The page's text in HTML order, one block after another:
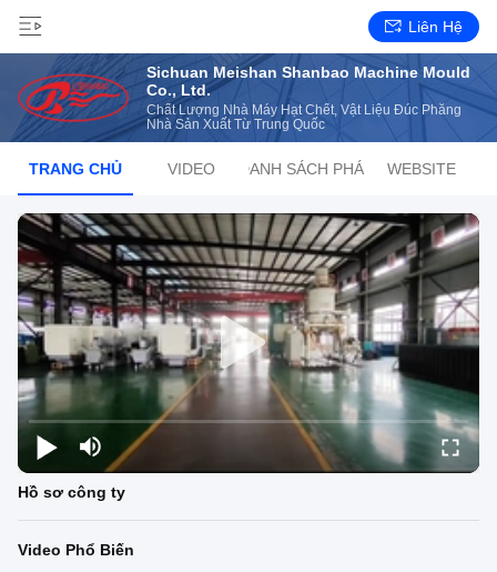
Liên Hệ
Sichuan Meishan Shanbao Machine Mould
Co., Ltd.
Chất Lượng Nhà Máy Hạt Chết, Vật Liệu Đúc Phẳng
Nhà Sản Xuất Từ ​​Trung Quốc
TRANG CHỦ VIDEO DANH SÁCH PHÁT WEBSITE
Hồ sơ công ty
Video Phổ Biến